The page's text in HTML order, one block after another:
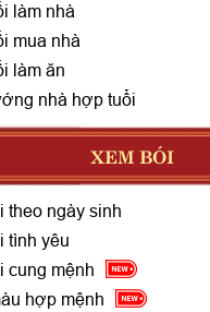
làm nhà
mua nhà
làm ăn
nhà hợp tuổi
XEM BÓI
theo ngày sinh
tình yêu
cung mệnh
hợp mệnh